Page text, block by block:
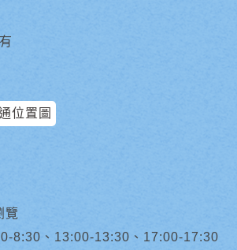
位置圖
覽
8:30、13:00-13:30、17:00-17:30